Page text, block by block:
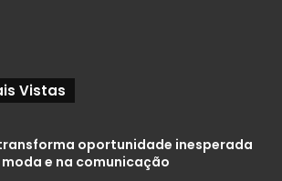
Vistas
oportunidade inesperada
e na comunicação